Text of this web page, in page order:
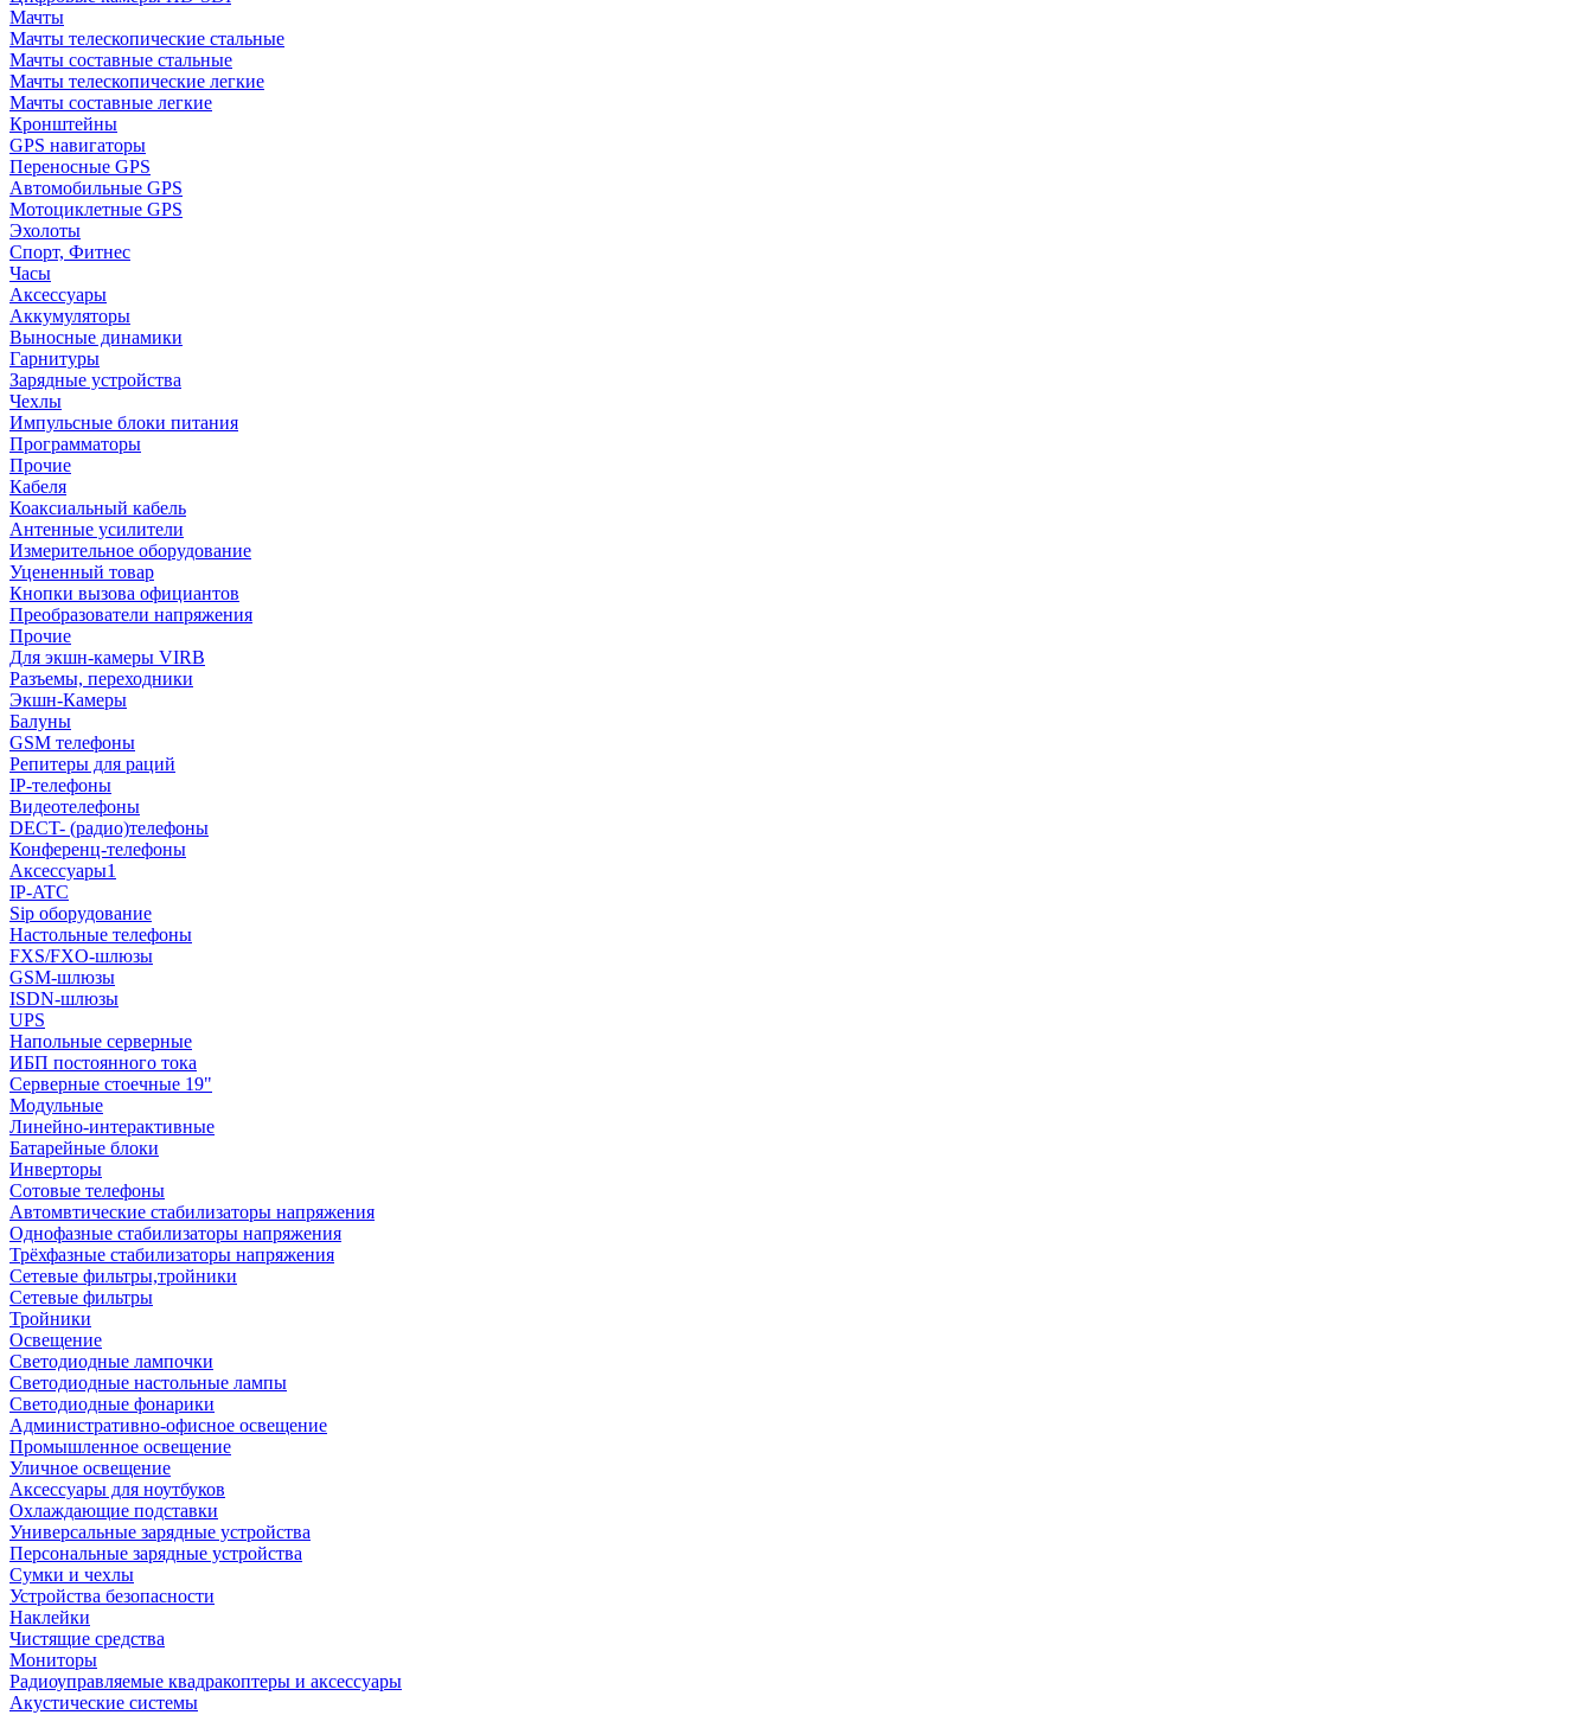
Мачты
Мачты телескопические стальные
Мачты составные стальные
Мачты телескопические легкие
Мачты составные легкие
Кронштейны
GPS навигаторы
Переносные GPS
Автомобильные GPS
Мотоциклетные GPS
Эхолоты
Спорт, Фитнес
Часы
Аксессуары
Аккумуляторы
Выносные динамики
Гарнитуры
Зарядные устройства
Чехлы
Импульсные блоки питания
Программаторы
Прочие
Кабеля
Коаксиальный кабель
Антенные усилители
Измерительное оборудование
Уцененный товар
Кнопки вызова официантов
Преобразователи напряжения
Прочие
Для экшн-камеры VIRB
Разъемы, переходники
Экшн-Камеры
Балуны
GSM телефоны
Репитеры для раций
IP-телефоны
Видеотелефоны
DECT- (радио)телефоны
Конференц-телефоны
Аксессуары1
IP-ATC
Sip оборудование
Настольные телефоны
FXS/FXO-шлюзы
GSM-шлюзы
ISDN-шлюзы
UPS
Напольные серверные
ИБП постоянного тока
Серверные стоечные 19"
Модульные
Линейно-интерактивные
Батарейные блоки
Инверторы
Сотовые телефоны
Автомвтические стабилизаторы напряжения
Однофазные стабилизаторы напряжения
Трёхфазные стабилизаторы напряжения
Сетевые фильтры,тройники
Сетевые фильтры
Тройники
Освещение
Светодиодные лампочки
Светодиодные настольные лампы
Светодиодные фонарики
Административно-офисное освещение
Промышленное освещение
Уличное освещение
Аксессуары для ноутбуков
Охлаждающие подставки
Универсальные зарядные устройства
Персональные зарядные устройства
Сумки и чехлы
Устройства безопасности
Наклейки
Чистящие средства
Мониторы
Радиоуправляемые квадракоптеры и аксессуары
Акустические системы